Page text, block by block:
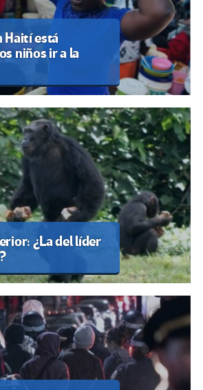
Haití está
niños ir a la
¿La del líder